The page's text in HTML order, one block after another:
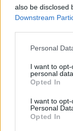
also be disclosed
Downstream
Personal
I want to
personal data.
Opted In
I want to
Personal
Opted In
Žinios Lietuvos
Vaizdai iš
Žinios | Lietuvos
Nufilmavo, kaip